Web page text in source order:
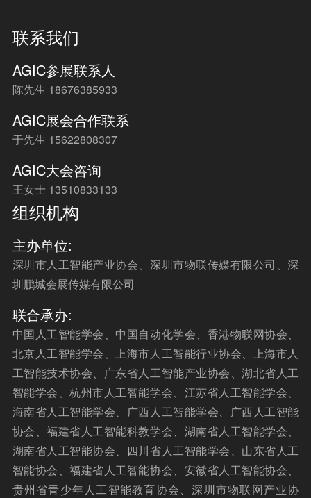
联系我们
AGIC参展联系人
陈先生 18676385933
AGIC展会合作联系
于先生 15622808307
AGIC大会咨询
王女士 13510833133
组织机构
主办单位:
深圳市人工智能产业协会、深圳市物联传媒有限公司、深
圳鹏城会展传媒有限公司
联合承办:
中国人工智能学会、中国自动化学会、香港物联网协会、
北京人工智能学会、上海市人工智能行业协会、上海市人
工智能技术协会、广东省人工智能产业协会、湖北省人工
智能学会、杭州市人工智能学会、江苏省人工智能学会、
海南省人工智能学会、广西人工智能学会、广西人工智能
协会、福建省人工智能科教学会、湖南省人工智能学会、
湖南省人工智能协会、四川省人工智能学会、山东省人工
智能协会、福建省人工智能协会、安徽省人工智能协会、
贵州省青少年人工智能教育协会、深圳市物联网产业协